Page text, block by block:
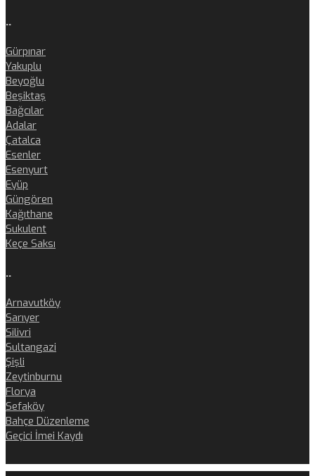
..
Gürpınar
Yakuplu
Beyoğlu
Beşiktaş
Bağcılar
Adalar
Çatalca
Esenler
Esenyurt
Eyüp
Güngören
Kağıthane
Sukulent
Keçe Saksı
..
Arnavutköy
Sarıyer
Silivri
Sultangazi
Şişli
Zeytinburnu
Florya
Sefaköy
Bahçe Düzenleme
Geçici İmei Kaydı